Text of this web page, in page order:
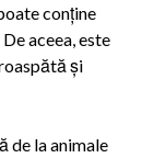
conține
aceea, este
și
de la animale